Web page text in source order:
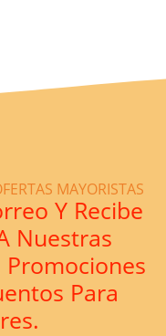
MAYORISTAS
Y Recibe
Nuestras
Promociones
Para